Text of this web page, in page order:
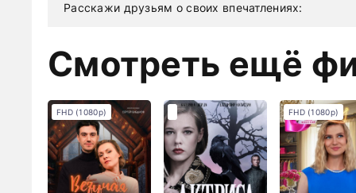
Расскажи друзьям о своих впечатлениях:
Смотреть ещё
FHD (1080p) FHD (1080p)